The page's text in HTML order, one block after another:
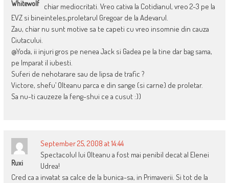
Whitewolf
chiar mediocritati. Vreo cativa la Cotidianul, vreo 2-3 pe la
EVZ si bineinteles,proletarul Gregoar de la Adevarul.
Zau, chiar nu sunt motive sa te capeti cu vreo insomnie din cauza
Ciutacului.
@Yoda, ii injuri gros pe nenea Jack si Gadea pe la tine dar bag sama,
pe Imparat il iubesti.
Suferi de nehotarare sau de lipsa de trafic ?
Victore, shefu’ Olteanu parca e din sange (si carne) de proletar.
Sa nu-ti cauzeze la feng-shui ce a cusut :))
Ruxi
September 25, 2008 at 14:44
Spectacolul lui Olteanu a fost mai penibil decat al Elenei
Udrea!
Cred ca a invatat sa calce de la bunica-sa, in Primaverii. Si tot de la